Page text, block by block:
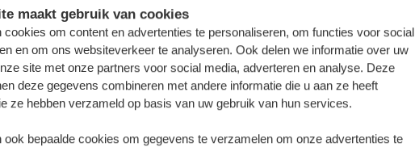
maakt gebruik van cookies
cookies om content en advertenties te personaliseren, om functies voor social
en om ons websiteverkeer te analyseren. Ook delen we informatie over uw
site met onze partners voor social media, adverteren en analyse. Deze
deze gegevens combineren met andere informatie die u aan ze heeft
ze hebben verzameld op basis van uw gebruik van hun services.
ook bepaalde cookies om gegevens te verzamelen om onze advertenties te
4 personen
* € 2.651,07*